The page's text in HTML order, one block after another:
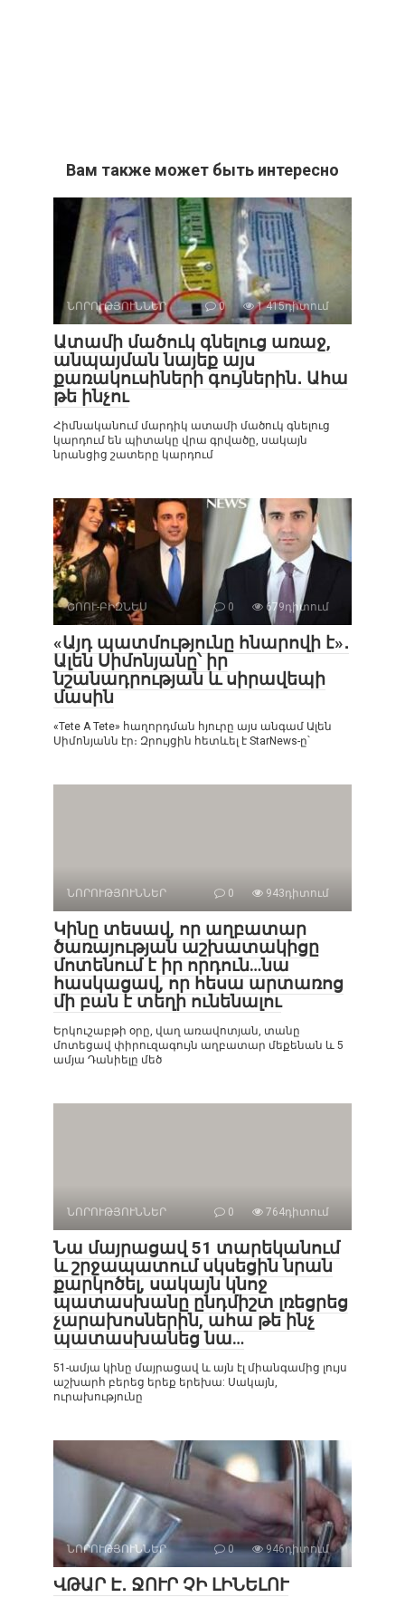
Вам также может быть интересно
ՆՈՐՈՒԹՅՈՒՆՆԵՐ 0 1 415դիտում
Ատամի մածուկ գնելուց առաջ,
անպայման նայեք այս
քառակուսիների գույներին․ Ահա
թե ինչու
Հիմնականում մարդիկ ատամի մածուկ գնելուց
կարդում են պիտակը վրա գրվածը, սակայն
նրանցից շատերը կարդում
ՇՈՈՒ-ԲԻԶՆԵՍ 0 679դիտում
«Այդ պատմությունը հնարովի է»․
Ալեն Սիմոնյանը՝ իր
նշանադրության և սիրավեպի
մասին
«Tete A Tete» հաղորդման հյուրը այս անգամ Ալեն
Սիմոնյանն էր։ Զրույցին հետևել է StarNews-ը՝
ՆՈՐՈՒԹՅՈՒՆՆԵՐ 0 943դիտում
Կինը տեսավ, որ աղբատար
ծառայության աշխատակիցը
մոտենում է իր որդուն…նա
հասկացավ, որ հեսա արտառոց
մի բան է տեղի ունենալու
Երկուշաբթի օրը, վաղ առավոտյան, տանը
մոտեցավ փիրուզագույն աղբատար մեքենան և 5
ամյա Դանիելը մեծ
ՆՈՐՈՒԹՅՈՒՆՆԵՐ 0 764դիտում
Նա մայրացավ 51 տարեկանում
և շրջապատում սկսեցին նրան
քարկոծել, սակայն կնոջ
պատասխանը ընդմիշտ լռեցրեց
չարախոսներին, ահա թե ինչ
պատասխանեց նա…
51-ամյա կինը մայրացավ և այն էլ միանգամից լույս
աշխարհ բերեց երեք երեխա: Սակայն,
ուրախությունը
ՆՈՐՈՒԹՅՈՒՆՆԵՐ 0 946դիտում
ՎԹԱՐ Է․ ՋՈՒՐ ՉԻ ԼԻՆԵԼՈՒ